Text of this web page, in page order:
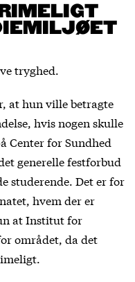
tryghed.
at hun ville betragte
hvis nogen skulle
Center for Sundhed
generelle festforbud
studerende. Det er for
hvem der er
at Institut for
området, da det